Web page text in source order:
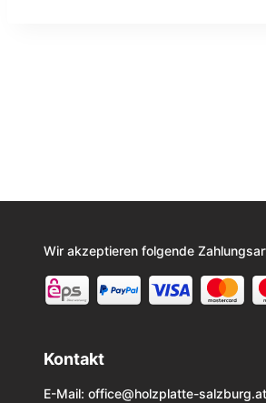
Wir akzeptieren folgende
Kontakt
E-Mail: office@holzplatte-salzburg.at